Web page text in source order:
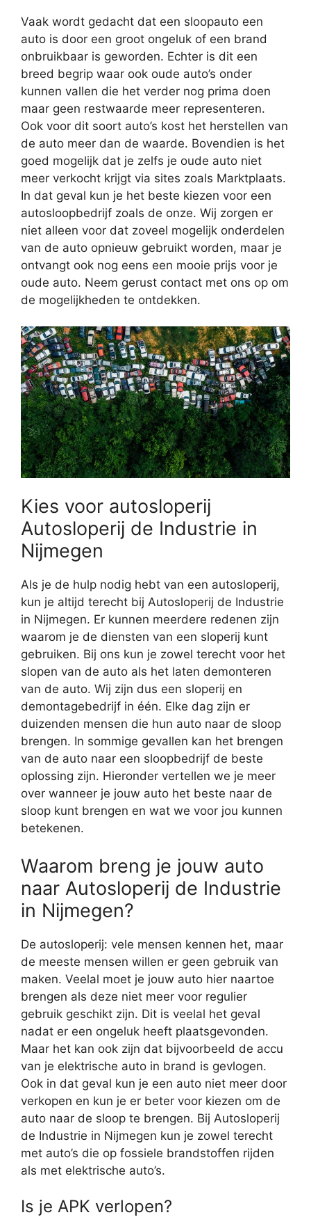
Vaak wordt gedacht dat een sloopauto een
auto is door een groot ongeluk of een brand
onbruikbaar is geworden. Echter is dit een
breed begrip waar ook oude auto’s onder
kunnen vallen die het verder nog prima doen
maar geen restwaarde meer representeren.
Ook voor dit soort auto’s kost het herstellen van
de auto meer dan de waarde. Bovendien is het
goed mogelijk dat je zelfs je oude auto niet
meer verkocht krijgt via sites zoals Marktplaats.
In dat geval kun je het beste kiezen voor een
autosloopbedrijf zoals de onze. Wij zorgen er
niet alleen voor dat zoveel mogelijk onderdelen
van de auto opnieuw gebruikt worden, maar je
ontvangt ook nog eens een mooie prijs voor je
oude auto. Neem gerust contact met ons op om
de mogelijkheden te ontdekken.
Kies voor autosloperij
Autosloperij de Industrie in
Nijmegen
Als je de hulp nodig hebt van een autosloperij,
kun je altijd terecht bij Autosloperij de Industrie
in Nijmegen. Er kunnen meerdere redenen zijn
waarom je de diensten van een sloperij kunt
gebruiken. Bij ons kun je zowel terecht voor het
slopen van de auto als het laten demonteren
van de auto. Wij zijn dus een sloperij en
demontagebedrijf in één. Elke dag zijn er
duizenden mensen die hun auto naar de sloop
brengen. In sommige gevallen kan het brengen
van de auto naar een sloopbedrijf de beste
oplossing zijn. Hieronder vertellen we je meer
over wanneer je jouw auto het beste naar de
sloop kunt brengen en wat we voor jou kunnen
betekenen.
Waarom breng je jouw auto
naar Autosloperij de Industrie
in Nijmegen?
De autosloperij: vele mensen kennen het, maar
de meeste mensen willen er geen gebruik van
maken. Veelal moet je jouw auto hier naartoe
brengen als deze niet meer voor regulier
gebruik geschikt zijn. Dit is veelal het geval
nadat er een ongeluk heeft plaatsgevonden.
Maar het kan ook zijn dat bijvoorbeeld de accu
van je elektrische auto in brand is gevlogen.
Ook in dat geval kun je een auto niet meer door
verkopen en kun je er beter voor kiezen om de
auto naar de sloop te brengen. Bij Autosloperij
de Industrie in Nijmegen kun je zowel terecht
met auto’s die op fossiele brandstoffen rijden
als met elektrische auto’s.
Is je APK verlopen?